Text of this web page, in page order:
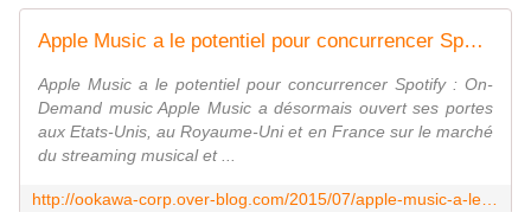
Apple Music a le potentiel pour concurrencer Spotify : On-Demand music - OOKAWA Corp.
Apple Music a le potentiel pour concurrencer Spotify : On-
Demand music Apple Music a désormais ouvert ses portes
aux Etats-Unis, au Royaume-Uni et en France sur le marché
du streaming musical et ...